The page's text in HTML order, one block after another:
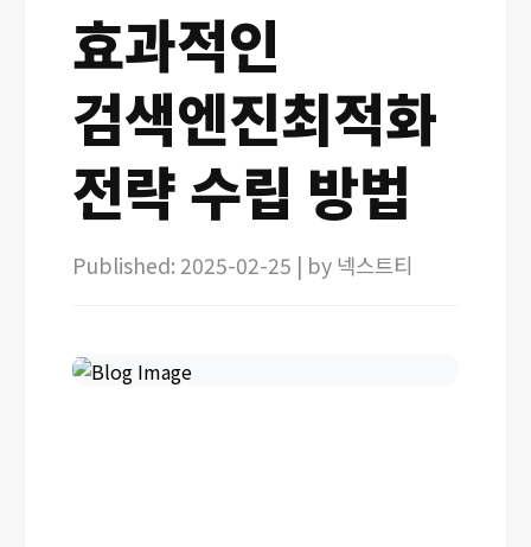
효과적인
검색엔진최적화
전략 수립 방법
Published: 2025-02-25 | by 넥스트티